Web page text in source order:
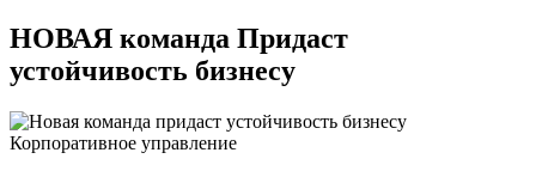
НОВАЯ команда Придаст
устойчивость бизнесу
Корпоративное управление